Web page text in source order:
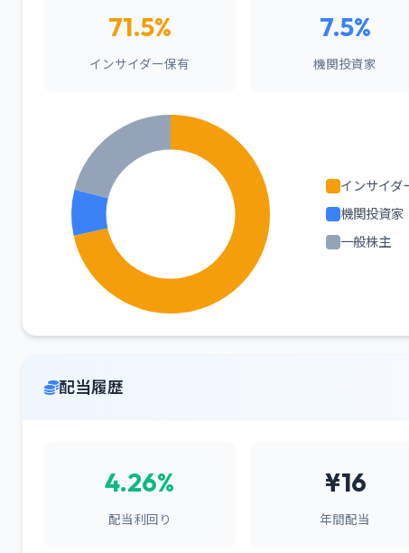
71.5%
インサイダー保有
7.5%
機関投資家
インサイダ
機関投資家
一般株主
配当履歴
4.26%
配当利回り
¥16
年間配当